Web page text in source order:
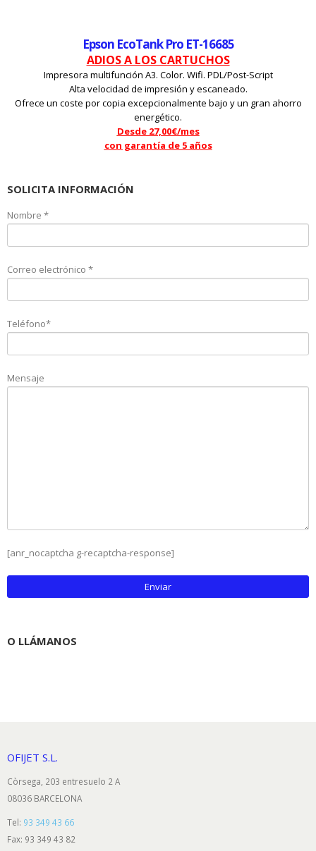
Epson EcoTank Pro ET-16685
ADIOS A LOS CARTUCHOS
Impresora multifunción A3. Color. Wifi. PDL/Post-Script
Alta velocidad de impresión y escaneado.
Ofrece un coste por copia excepcionalmente bajo y un gran ahorro
energético.
Desde 27,00€/mes
con garantía de 5 años
SOLICITA INFORMACIÓN
Nombre *
Correo electrónico *
Teléfono*
Mensaje
[anr_nocaptcha g-recaptcha-response]
O LLÁMANOS
OFIJET S.L.
Còrsega, 203 entresuelo 2 A
08036 BARCELONA
Tel: 93 349 43 66
Fax: 93 349 43 82